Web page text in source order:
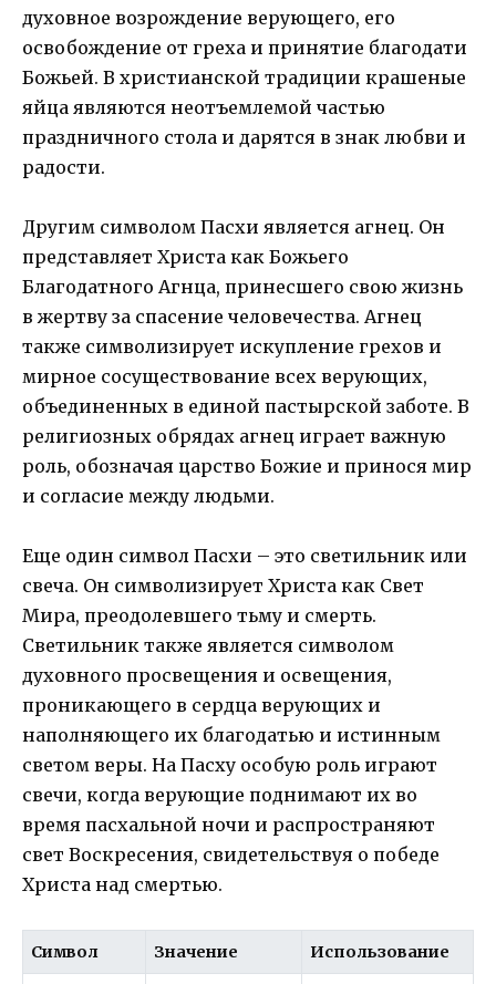
духовное возрождение верующего, его
освобождение от греха и принятие благодати
Божьей. В христианской традиции крашеные
яйца являются неотъемлемой частью
праздничного стола и дарятся в знак любви и
радости.
Другим символом Пасхи является агнец. Он
представляет Христа как Божьего
Благодатного Агнца, принесшего свою жизнь
в жертву за спасение человечества. Агнец
также символизирует искупление грехов и
мирное сосуществование всех верующих,
объединенных в единой пастырской заботе. В
религиозных обрядах агнец играет важную
роль, обозначая царство Божие и принося мир
и согласие между людьми.
Еще один символ Пасхи – это светильник или
свеча. Он символизирует Христа как Свет
Мира, преодолевшего тьму и смерть.
Светильник также является символом
духовного просвещения и освещения,
проникающего в сердца верующих и
наполняющего их благодатью и истинным
светом веры. На Пасху особую роль играют
свечи, когда верующие поднимают их во
время пасхальной ночи и распространяют
свет Воскресения, свидетельствуя о победе
Христа над смертью.
Символ Значение Использование